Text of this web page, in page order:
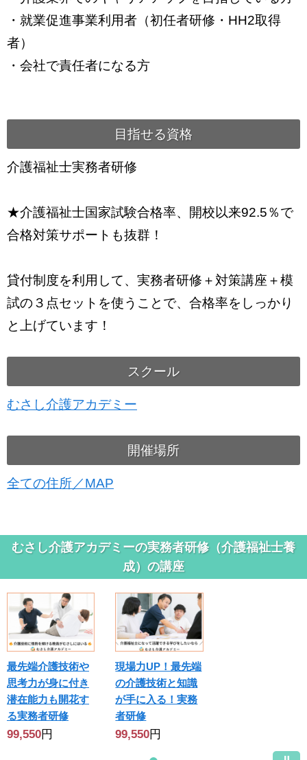
・就業促進事業利用者（初任者研修・HH2取得
者）
・会社で責任者になる方
目指せる資格
介護福祉士実務者研修
★介護福祉士国家試験合格率、開校以来92.5％で
合格対策サポートも抜群！
貸付制度を利用して、実務者研修＋対策講座＋模
試の３点セットを使うことで、合格率をしっかり
と上げています！
スクール
むさし介護アカデミー
開催場所
全ての住所／MAP
むさし介護アカデミーの実務者研修（介護福祉士養
成）の講座
最先端介護技術や
思考力が身に付き
潜在能力も開花す
る実務者研修
99,550円
現場力UP！最先端
の介護技術と知識
が手に入る！実務
者研修
99,550円